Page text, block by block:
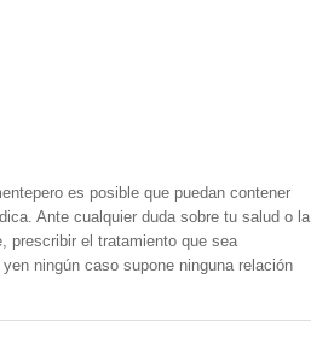
es posible que puedan contener
Ante cualquier duda sobre tu salud o la
prescribir el tratamiento que sea
ningún caso supone ninguna relación